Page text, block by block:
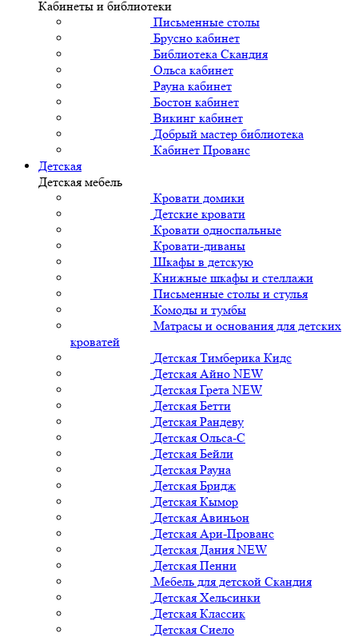
Кабинеты и библиотеки
Письменные столы
Брусно кабинет
Библиотека Скандия
Ольса кабинет
Рауна кабинет
Бостон кабинет
Викинг кабинет
Добрый мастер библиотека
Кабинет Прованс
Детская
Детская мебель
Кровати домики
Детские кровати
Кровати односпальные
Кровати-диваны
Шкафы в детскую
Книжные шкафы и стеллажи
Письменные столы и стулья
Комоды и тумбы
Матрасы и основания для детских
кроватей
Детская Тимберика Кидс
Детская Айно NEW
Детская Грета NEW
Детская Бетти
Детская Рандеву
Детская Ольса-С
Детская Бейли
Детская Рауна
Детская Бридж
Детская Кымор
Детская Авиньон
Детская Ари-Прованс
Детская Дания NEW
Детская Пенни
Мебель для детской Скандия
Детская Хельсинки
Детская Классик
Детская Сиело